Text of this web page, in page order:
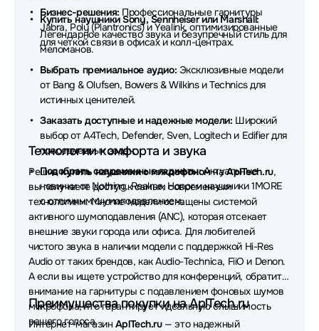
Наушники Takstar Наушники Baseus
Наушники Belkin Наушники Defunc
Наушники Dell Наушники Simgot
Наушники Canyon
Наушники MUSIC PUBLIC KINGDOM
Наушники AverMedia Наушники OLMIO
Наушники Nothing Наушники X-Game
Наушники Koss Наушники Bowers & Wilkins
Наушники Dark Project Наушники Lyambda
Наушники AKG Наушники JVC
Бизнес-решения: Профессиональные гарнитуры
Jabra, Poly (Plantronics) и Yealink, оптимизированные
для четкой связи в офисах и колл-центрах.
Купить наушники Sony, Sennheiser или Marshall:
Легендарное качество звука и безупречный стиль для
меломанов.
Выбрать премиальное аудио: Эксклюзивные модели
от Bang & Olufsen, Bowers & Wilkins и Technics для
истинных ценителей.
Заказать доступные и надежные модели: Широкий
выбор от A4Tech, Defender, Sven, Logitech и Edifier для
повседневных задач.
Подобрать современные гаджеты:Актуальные
новинки от Nothing, Realme, Honor и наушники 1MORE
с отличным шумоподавлением.
Технологии комфорта и звука
Решивкупить наушники с микрофономнаAplTech.ru,
вы получаете доступ к самым современным
технологиям. Многие модели оснащены системой
активного шумоподавления (ANC), которая отсекает
внешние звуки города или офиса. Для любителей
чистого звука в наличии модели с поддержкой Hi-Res
Audio от таких брендов, как Audio-Technica, FiiO и Denon.
А если вы ищете устройство для конференций, обратите
внимание на гарнитуры с подавлением фоновых шумов
микрофона, что гарантирует идеальную слышимость
вашего голоса.
Преимущества покупки на AplTech.ru
Интернет-магазин AplTech.ru— это надежный